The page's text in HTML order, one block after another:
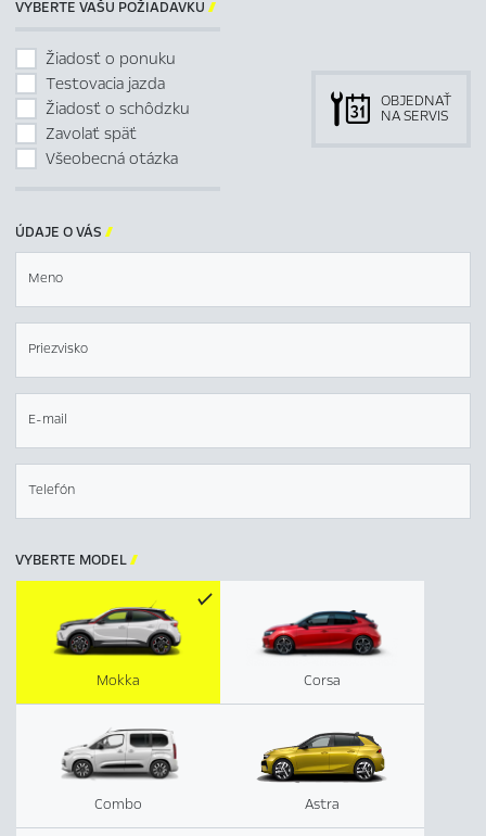
VYBERTE VAŠU POŽIADAVKU 
Žiadosť o ponuku
Testovacia jazda
Žiadosť o schôdzku
Zavolať späť
Všeobecná otázka
OBJEDNAŤ
NA SERVIS
ÚDAJE O VÁS 
Meno
Priezvisko
E-mail
Telefón
VYBERTE MODEL
Corsa
Combo Astra
Mokka